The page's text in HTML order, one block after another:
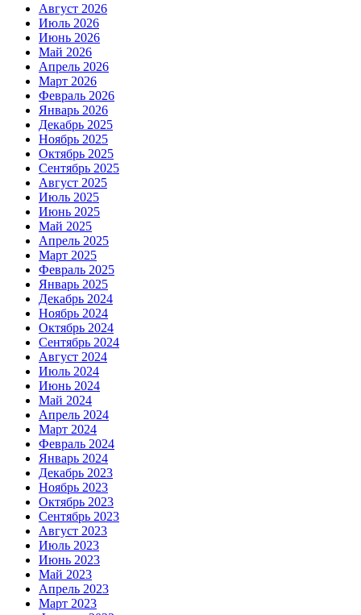
Август 2026
Июль 2026
Июнь 2026
Май 2026
Апрель 2026
Март 2026
Февраль 2026
Январь 2026
Декабрь 2025
Ноябрь 2025
Октябрь 2025
Сентябрь 2025
Август 2025
Июль 2025
Июнь 2025
Май 2025
Апрель 2025
Март 2025
Февраль 2025
Январь 2025
Декабрь 2024
Ноябрь 2024
Октябрь 2024
Сентябрь 2024
Август 2024
Июль 2024
Июнь 2024
Май 2024
Апрель 2024
Март 2024
Февраль 2024
Январь 2024
Декабрь 2023
Ноябрь 2023
Октябрь 2023
Сентябрь 2023
Август 2023
Июль 2023
Июнь 2023
Май 2023
Апрель 2023
Март 2023